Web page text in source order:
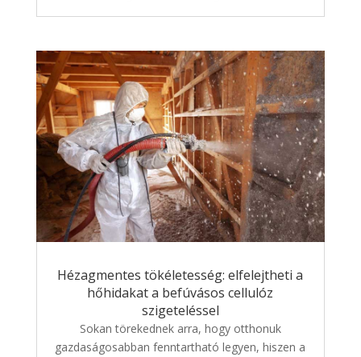
Hézagmentes tökéletesség: elfelejtheti a
hőhidakat a befúvásos cellulóz
szigeteléssel
Sokan törekednek arra, hogy otthonuk
gazdaságosabban fenntartható legyen, hiszen a